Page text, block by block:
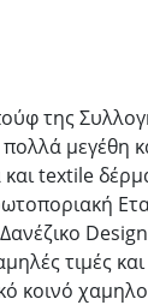
της
μεγέθη
textile
τιμές
κοινό